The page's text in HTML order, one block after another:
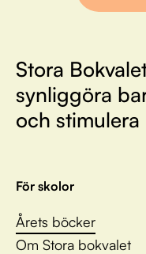
Stora
synliggöra
och stimulera
För skolor
Årets böcker
Om Stora bokvalet